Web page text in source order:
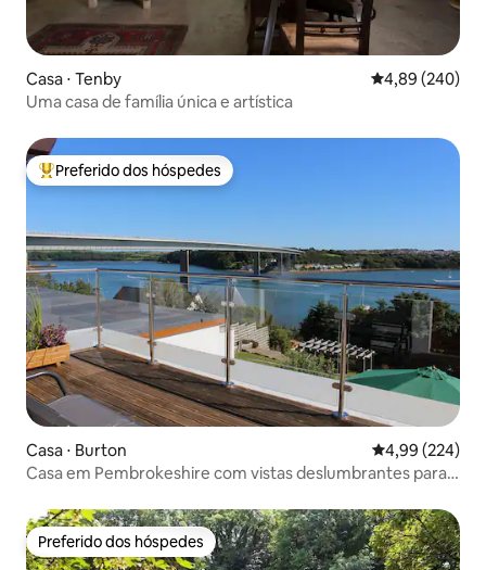
Casa ⋅ Tenby 4,89 de uma
4,89 (240)
Uma casa de família única e artística
Entre os melhores preferidos dos hóspedes
Preferido dos hóspedes
Casa ⋅ Burton 4,99 de uma
4,99 (224)
Casa em Pembrokeshire com vistas deslumbrantes para o
Preferido dos hóspedes
Preferido dos hóspedes